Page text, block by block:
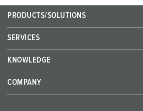
PRODUCTS/SOLUTIONS
SERVICES
KNOWLEDGE
COMPANY